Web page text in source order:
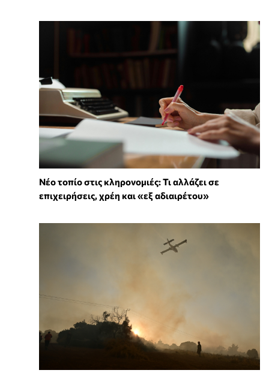
Νέο τοπίο στις κληρονομιές: Τι αλλάζει σε
επιχειρήσεις, χρέη και «εξ αδιαιρέτου»